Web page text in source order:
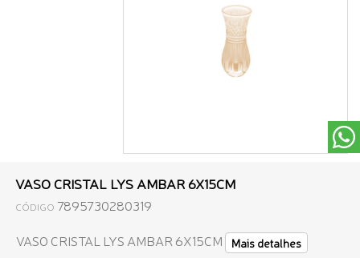
VASO CRISTAL LYS AMBAR 6X15CM
CÓDIGO 7895730280319
VASO CRISTAL LYS AMBAR 6X15CM
Mais detalhes